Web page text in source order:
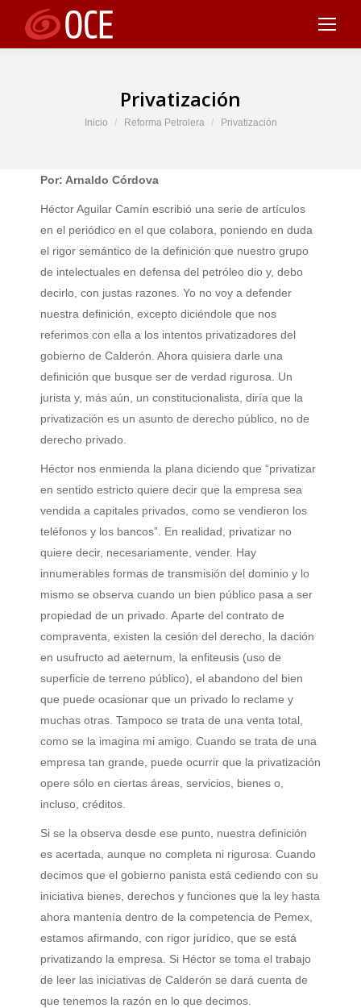
Privatización
Estás aquí:
Inicio Reforma Petrolera Privatización
Por: Arnaldo Córdova
Héctor Aguilar Camín escribió una serie de artículos
en el periódico en el que colabora, poniendo en duda
el rigor semántico de la definición que nuestro grupo
de intelectuales en defensa del petróleo dio y, debo
decirlo, con justas razones. Yo no voy a defender
nuestra definición, excepto diciéndole que nos
referimos con ella a los intentos privatizadores del
gobierno de Calderón. Ahora quisiera darle una
definición que busque ser de verdad rigurosa. Un
jurista y, más aún, un constitucionalista, diría que la
privatización es un asunto de derecho público, no de
derecho privado.
Héctor nos enmienda la plana diciendo que “privatizar
en sentido estricto quiere decir que la empresa sea
vendida a capitales privados, como se vendieron los
teléfonos y los bancos”. En realidad, privatizar no
quiere decir, necesariamente, vender. Hay
innumerables formas de transmisión del dominio y lo
mismo se observa cuando un bien público pasa a ser
propiedad de un privado. Aparte del contrato de
compraventa, existen la cesión del derecho, la dación
en usufructo ad aeternum, la enfiteusis (uso de
superficie de terreno público), el abandono del bien
que puede ocasionar que un privado lo reclame y
muchas otras. Tampoco se trata de una venta total,
como se la imagina mi amigo. Cuando se trata de una
empresa tan grande, puede ocurrir que la privatización
opere sólo en ciertas áreas, servicios, bienes o,
incluso, créditos.
Si se la observa desde ese punto, nuestra definición
es acertada, aunque no completa ni rigurosa. Cuando
decimos que el gobierno panista está cediendo con su
iniciativa bienes, derechos y funciones que la ley hasta
ahora mantenía dentro de la competencia de Pemex,
estamos afirmando, con rigor jurídico, que se está
privatizando la empresa. Si Héctor se toma el trabajo
de leer las iniciativas de Calderón se dará cuenta de
que tenemos la razón en lo que decimos.